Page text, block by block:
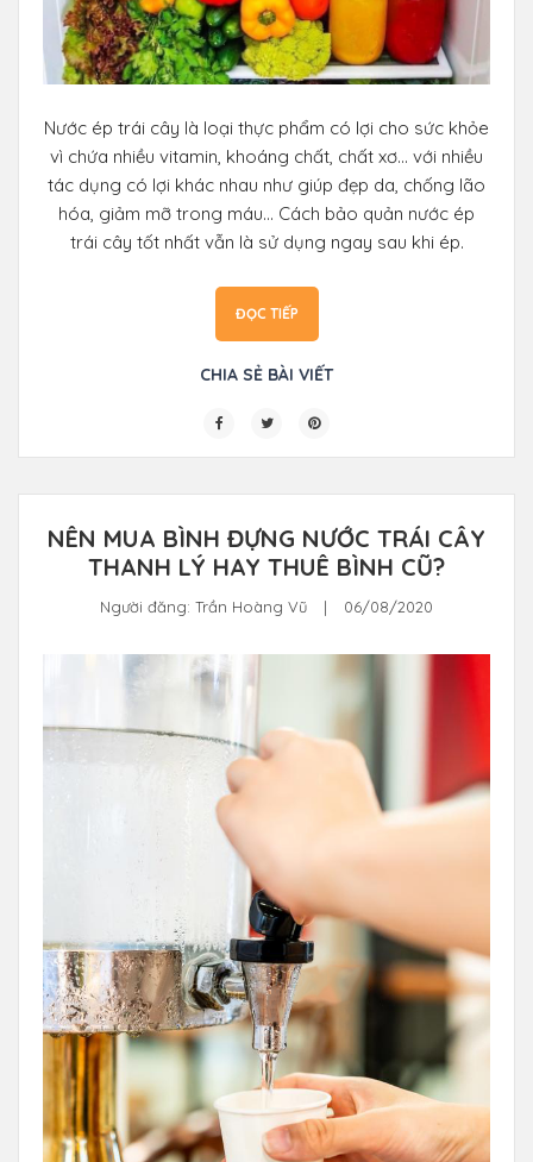
Nước ép trái cây là loại thực phẩm có lợi cho sức khỏe
vì chứa nhiều vitamin, khoáng chất, chất xơ… với nhiều
tác dụng có lợi khác nhau như giúp đẹp da, chống lão
hóa, giảm mỡ trong máu… Cách bảo quản nước ép
trái cây tốt nhất vẫn là sử dụng ngay sau khi ép.
ĐỌC TIẾP
CHIA SẺ BÀI VIẾT
NÊN MUA BÌNH ĐỰNG NƯỚC TRÁI CÂY
THANH LÝ HAY THUÊ BÌNH CŨ?
Người đăng: Trần Hoàng Vũ | 06/08/2020